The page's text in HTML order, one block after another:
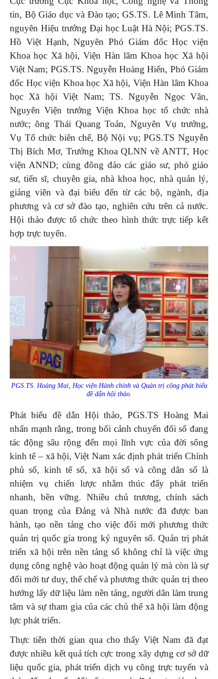
tin, Bộ Giáo dục và Đào tạo; GS.TS. Lê Minh Tâm,
nguyên Hiệu trưởng Đại học Luật Hà Nội; PGS.TS.
Hồ Việt Hạnh, Nguyên Phó Giám đốc Học viện
Khoa học Xã hội, Viện Hàn lâm Khoa học Xã hội
Việt Nam; PGS.TS. Nguyễn Hoàng Hiển, Phó Giám
đốc Học viện Khoa học Xã hội, Viện Hàn lâm Khoa
học Xã hội Việt Nam; TS. Nguyễn Ngọc Vân,
Nguyên Viện trưởng Viện Khoa học tổ chức nhà
nước; ông Thái Quang Toản, Nguyên Vụ trưởng,
Vụ Tổ chức biên chế, Bộ Nội vụ; PGS.TS Nguyễn
Thị Bích Mơ, Trưởng Khoa QLNN về ANTT, Học
viện ANND; cùng đông đảo các giáo sư, phó giáo
sư, tiến sĩ, chuyên gia, nhà khoa học, nhà quản lý,
giảng viên và đại biểu đến từ các bộ, ngành, địa
phương và cơ sở đào tạo, nghiên cứu trên cả nước.
Hội thảo được tổ chức theo hình thức trực tiếp kết
hợp trực tuyến.
PGS.TS. Hoàng Mai, Học viện Hành chính và Quản trị công phát biểu
đề dẫn hội thảo.
Phát biểu đề dẫn Hội thảo, PGS.TS Hoàng Mai
nhấn mạnh rằng, trong bối cảnh chuyển đổi số đang
tác động sâu rộng đến mọi lĩnh vực của đời sống
kinh tế – xã hội, Việt Nam xác định phát triển Chính
phủ số, kinh tế số, xã hội số và công dân số là
nhiệm vụ chiến lược nhằm thúc đẩy phát triển
nhanh, bền vững. Nhiều chủ trương, chính sách
quan trọng của Đảng và Nhà nước đã được ban
hành, tạo nền tảng cho việc đổi mới phương thức
quản trị quốc gia trong kỷ nguyên số. Quản trị phát
triển xã hội trên nền tảng số không chỉ là việc ứng
dụng công nghệ vào hoạt động quản lý mà còn là sự
đổi mới tư duy, thể chế và phương thức quản trị theo
hướng lấy dữ liệu làm nền tảng, người dân làm trung
tâm và sự tham gia của các chủ thể xã hội làm động
lực phát triển.
Thực tiễn thời gian qua cho thấy Việt Nam đã đạt
được nhiều kết quả tích cực trong xây dựng cơ sở dữ
liệu quốc gia, phát triển dịch vụ công trực tuyến và